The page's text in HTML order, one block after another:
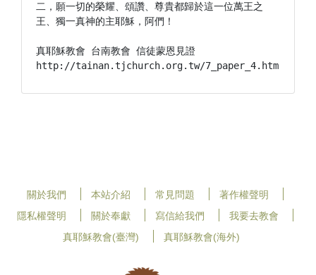
二，願一切的榮耀、頌讚、尊貴都歸於這一位萬王之
王、獨一真神的主耶穌，阿們！
真耶穌教會 台南教會 信徒蒙恩見證
http://tainan.tjchurch.org.tw/7_paper_4.htm
關於我們 本站介紹 常見問題
著作權聲明
隱私權聲明
關於奉獻 寫信給我們
我要去教會
真耶穌教會(臺灣)
真耶穌教會(海外)